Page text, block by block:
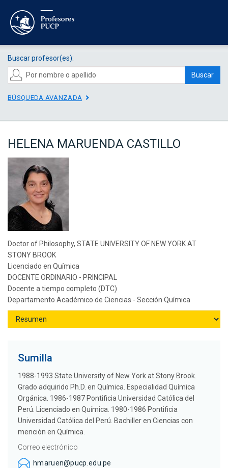
Buscar profesor(es):
Buscar
BÚSQUEDA AVANZADA
HELENA MARUENDA CASTILLO
Doctor of Philosophy, STATE UNIVERSITY OF NEW YORK AT
STONY BROOK
Licenciado en Química
DOCENTE ORDINARIO - PRINCIPAL
Docente a tiempo completo (DTC)
Departamento Académico de Ciencias - Sección Química
Sumilla
1988-1993 State University of New York at Stony Brook.
Grado adquirido Ph.D. en Química. Especialidad Química
Orgánica. 1986-1987 Pontificia Universidad Católica del
Perú. Licenciado en Química. 1980-1986 Pontificia
Universidad Católica del Perú. Bachiller en Ciencias con
mención en Química.
Correo electrónico
hmaruen@pucp.edu.pe